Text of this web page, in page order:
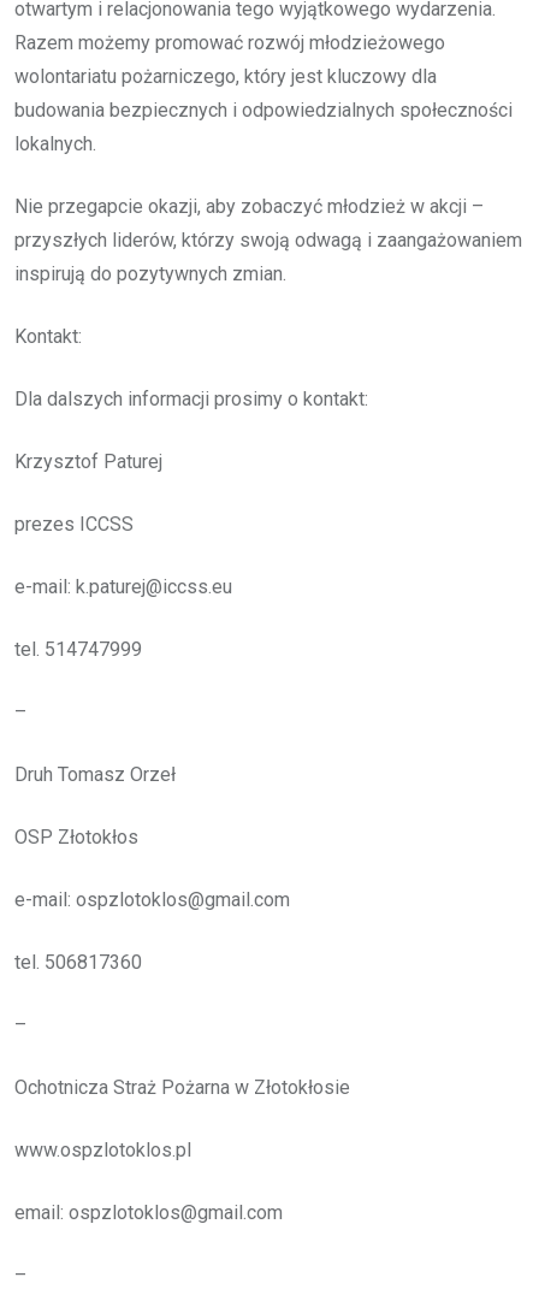
otwartym i relacjonowania tego wyjątkowego wydarzenia.
Razem możemy promować rozwój młodzieżowego
wolontariatu pożarniczego, który jest kluczowy dla
budowania bezpiecznych i odpowiedzialnych społeczności
lokalnych.
Nie przegapcie okazji, aby zobaczyć młodzież w akcji –
przyszłych liderów, którzy swoją odwagą i zaangażowaniem
inspirują do pozytywnych zmian.
Kontakt:
Dla dalszych informacji prosimy o kontakt:
Krzysztof Paturej
prezes ICCSS
e-mail: k.paturej@iccss.eu
tel. 514747999
–
Druh Tomasz Orzeł
OSP Złotokłos
e-mail: ospzlotoklos@gmail.com
tel. 506817360
–
Ochotnicza Straż Pożarna w Złotokłosie
www.ospzlotoklos.pl
email: ospzlotoklos@gmail.com
–